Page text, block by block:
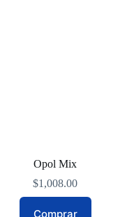
Opol Mix
$1,008.00
Comprar